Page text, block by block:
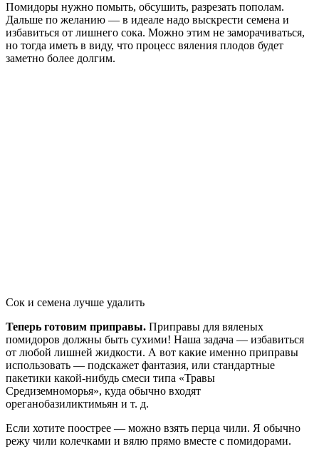
Помидоры нужно помыть, обсушить, разрезать пополам.
Дальше по желанию — в идеале надо выскрести семена и
избавиться от лишнего сока. Можно этим не заморачиваться,
но тогда иметь в виду, что процесс вяления плодов будет
заметно более долгим.
Сок и семена лучше удалить
Теперь готовим приправы. Приправы для вяленых
помидоров должны быть сухими! Наша задача — избавиться
от любой лишней жидкости. А вот какие именно приправы
использовать — подскажет фантазия, или стандартные
пакетики какой-нибудь смеси типа «Травы
Средиземноморья», куда обычно входят
ореганобазиликтимьян и т. д.
Если хотите поострее — можно взять перца чили. Я обычно
режу чили колечками и вялю прямо вместе с помидорами.